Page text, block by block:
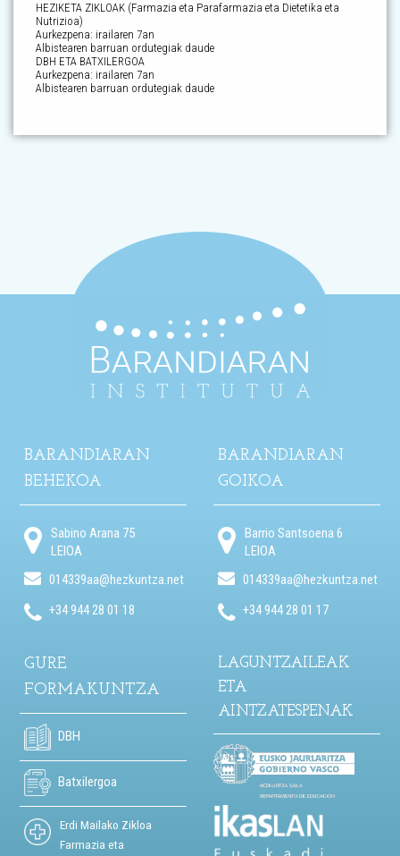
HEZIKETA ZIKLOAK (Farmazia eta Parafarmazia eta Dietetika eta
Nutrizioa)
Aurkezpena: irailaren 7an
Albistearen barruan ordutegiak daude
DBH ETA BATXILERGOA
Aurkezpena: irailaren 7an
Albistearen barruan ordutegiak daude
BARANDIARAN
BEHEKOA
Sabino Arana 75
LEIOA
014339aa@hezkuntza.net
+34 944 28 01 18
BARANDIARAN
GOIKOA
Barrio Santsoena 6
LEIOA
014339aa@hezkuntza.net
+34 944 28 01 17
GURE
FORMAKUNTZA
DBH
Batxilergoa
Erdi Mailako Zikloa
Farmazia eta
LAGUNTZAILEAK
ETA
AINTZATESPENAK